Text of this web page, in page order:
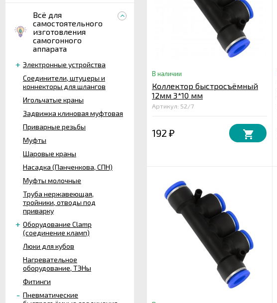
Всё для
самостоятельного
изготовления
самогонного
аппарата
Электронные устройства
Соединители, штуцеры и
коннекторы для шлангов
Игольчатые краны
Задвижка клиновая муфтовая
Приварные резьбы
Муфты
Шаровые краны
Насадка (Панченкова, СПН)
Муфты молочные
Труба нержавеющая,
тройники, отводы под
приварку
Оборудование Clamp
(соединение кламп)
Люки для кубов
Нагревательное
оборудование, ТЭНы
Фитинги
Пневматические
В наличии
Коллектор быстросъёмный
12мм 3*10 мм
Артикул: 52/7
192 ₽